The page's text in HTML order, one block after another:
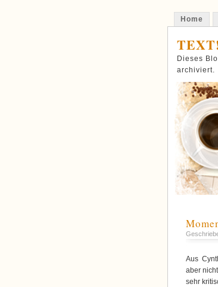
Home
Dieses
archiviert.
Aus
aber
sehr